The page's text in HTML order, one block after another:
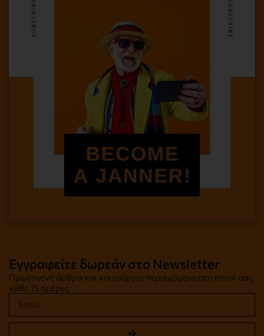
Εγγραφείτε δωρεάν στο Newsletter
Πρωτογενή άρθρα και καινούργιο περιεχόμενο στο email σας
κάθε 15 ημέρες